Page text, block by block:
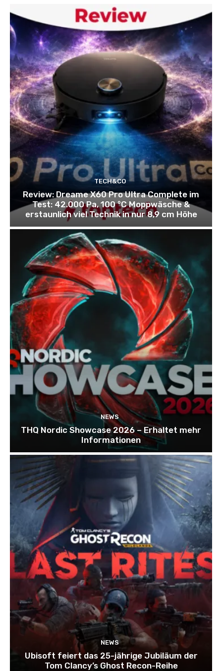
TECH&CO
Review: Dreame X60 Pro Ultra Complete im
Test: 42.000 Pa, 100 °C Moppwäsche &
erstaunlich viel Technik in nur 8,9 cm Höhe
NEWS
THQ Nordic Showcase 2026 – Erhaltet mehr
Informationen
NEWS
Ubisoft feiert das 25-jährige Jubiläum der
Tom Clancy’s Ghost Recon-Reihe